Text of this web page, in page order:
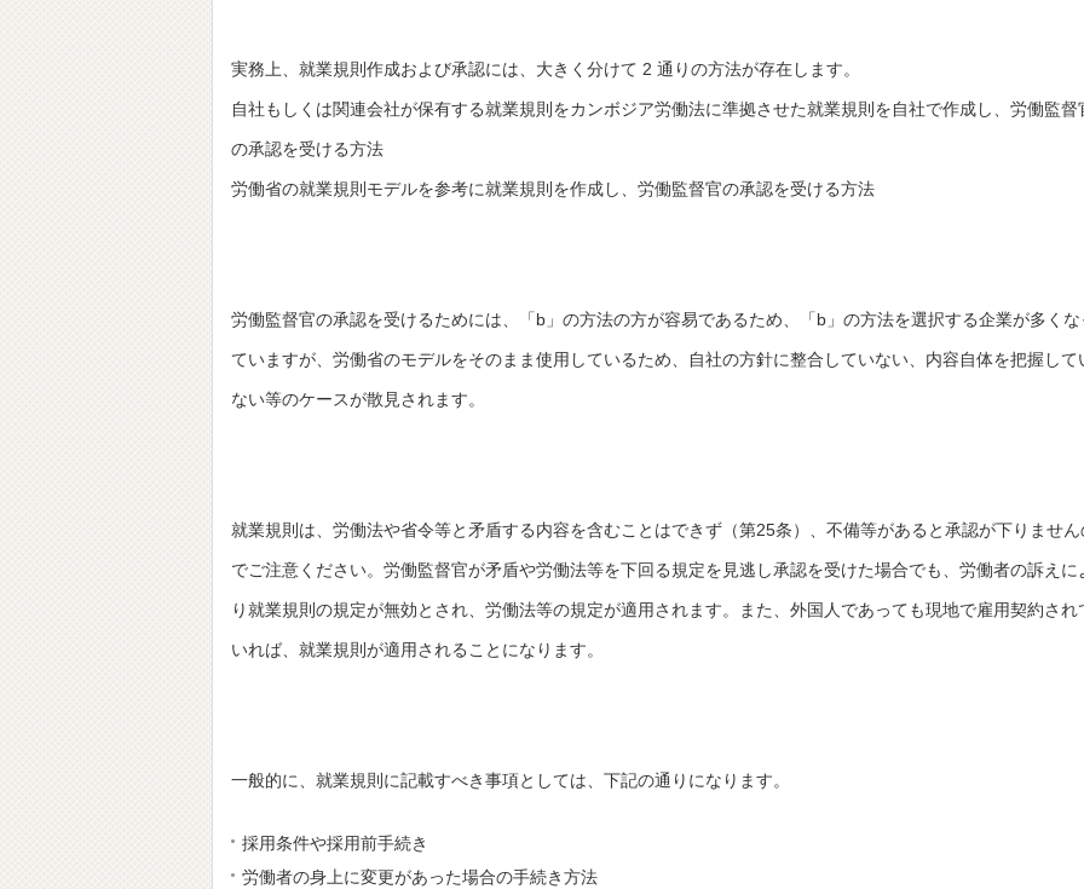
実務上、就業規則作成および承認には、大きく分けて 2 通りの方法が存在します。
自社もしくは関連会社が保有する就業規則をカンボジア労働法に準拠させた就業規則を自社で作成し、労働監督
の承認を受ける方法
労働省の就業規則モデルを参考に就業規則を作成し、労働監督官の承認を受ける方法
労働監督官の承認を受けるためには、「b」の方法の方が容易であるため、「b」の方法を選択する企業が多くな
ていますが、労働省のモデルをそのまま使用しているため、自社の方針に整合していない、内容自体を把握して
ない等のケースが散見されます。
就業規則は、労働法や省令等と矛盾する内容を含むことはできず（第25条）、不備等があると承認が下りません
でご注意ください。労働監督官が矛盾や労働法等を下回る規定を見逃し承認を受けた場合でも、労働者の訴えに
り就業規則の規定が無効とされ、労働法等の規定が適用されます。また、外国人であっても現地で雇用契約され
いれば、就業規則が適用されることになります。
一般的に、就業規則に記載すべき事項としては、下記の通りになります。
採用条件や採用前手続き
労働者の身上に変更があった場合の手続き方法